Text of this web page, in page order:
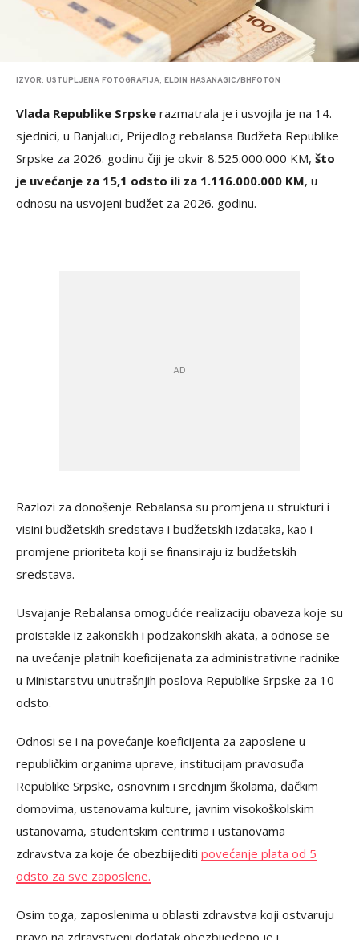
IZVOR: USTUPLJENA FOTOGRAFIJA, ELDIN HASANAGIC/BHFOTON
Vlada Republike Srpske razmatrala je i usvojila je na 14.
sjednici, u Banjaluci, Prijedlog rebalansa Budžeta Republike
Srpske za 2026. godinu čiji je okvir 8.525.000.000 KM, što
je uvećanje za 15,1 odsto ili za 1.116.000.000 KM, u
odnosu na usvojeni budžet za 2026. godinu.
Razlozi za donošenje Rebalansa su promjena u strukturi i
visini budžetskih sredstava i budžetskih izdataka, kao i
promjene prioriteta koji se finansiraju iz budžetskih
sredstava.
Usvajanje Rebalansa omogućiće realizaciju obaveza koje su
proistakle iz zakonskih i podzakonskih akata, a odnose se
na uvećanje platnih koeficijenata za administrativne radnike
u Ministarstvu unutrašnjih poslova Republike Srpske za 10
odsto.
Odnosi se i na povećanje koeficijenta za zaposlene u
republičkim organima uprave, institucijam pravosuđa
Republike Srpske, osnovnim i srednjim školama, đačkim
domovima, ustanovama kulture, javnim visokoškolskim
ustanovama, studentskim centrima i ustanovama
zdravstva za koje će obezbijediti povećanje plata od 5
odsto za sve zaposlene.
Osim toga, zaposlenima u oblasti zdravstva koji ostvaruju
pravo na zdravstveni dodatak obezbijeđeno je i